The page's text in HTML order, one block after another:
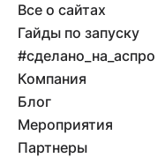
Все о сайтах
Гайды по запуску
#сделано_на_аспро
Компания
Блог
Мероприятия
Партнеры